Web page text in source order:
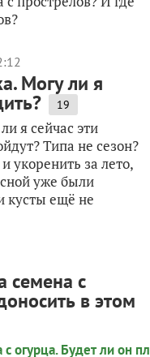
Могу ли я
19
я сейчас эти
Типа не сезон?
укоренить за лето,
уже были
кусты ещё не
семена с
в этом